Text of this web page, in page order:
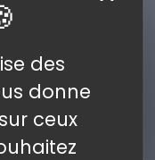
des
donne
ceux